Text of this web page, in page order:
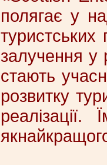
полягає у
туристських
залучення у
стають
розвитку